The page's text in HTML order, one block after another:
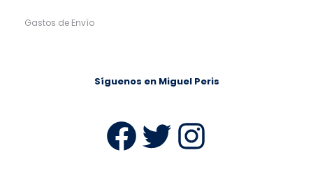
Gastos de Envío
Síguenos en Miguel Peris
Facebook
Twitter